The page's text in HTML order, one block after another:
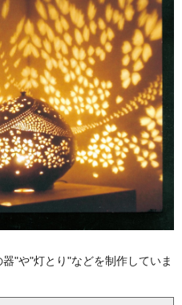
"や"灯とり"などを制作していま